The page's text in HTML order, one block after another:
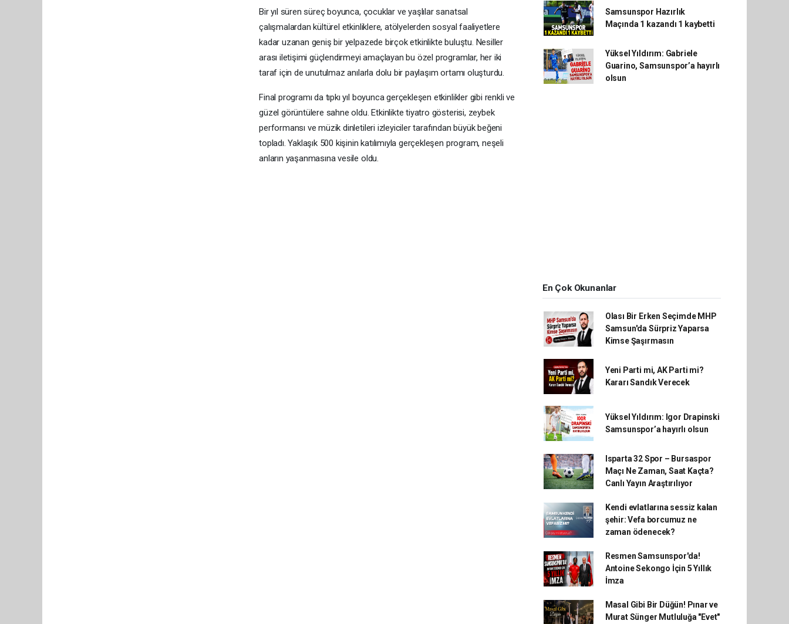
Bir yıl süren süreç boyunca, çocuklar ve yaşlılar sanatsal
çalışmalardan kültürel etkinliklere, atölyelerden sosyal faaliyetlere
kadar uzanan geniş bir yelpazede birçok etkinlikte buluştu. Nesiller
arası iletişimi güçlendirmeyi amaçlayan bu özel programlar, her iki
taraf için de unutulmaz anılarla dolu bir paylaşım ortamı oluşturdu.
Final programı da tıpkı yıl boyunca gerçekleşen etkinlikler gibi renkli ve
güzel görüntülere sahne oldu. Etkinlikte tiyatro gösterisi, zeybek
performansı ve müzik dinletileri izleyiciler tarafından büyük beğeni
topladı. Yaklaşık 500 kişinin katılımıyla gerçekleşen program, neşeli
anların yaşanmasına vesile oldu.
Samsunspor Hazırlık
Maçında 1 kazandı 1 kaybetti
Yüksel Yıldırım: Gabriele
Guarino, Samsunspor’a hayırlı
olsun
En Çok Okunanlar
Olası Bir Erken Seçimde MHP
Samsun'da Sürpriz Yaparsa
Kimse Şaşırmasın
Yeni Parti mi, AK Parti mi?
Kararı Sandık Verecek
Yüksel Yıldırım: Igor Drapinski
Samsunspor’a hayırlı olsun
Isparta 32 Spor – Bursaspor
Maçı Ne Zaman, Saat Kaçta?
Canlı Yayın Araştırılıyor
Kendi evlatlarına sessiz kalan
şehir: Vefa borcumuz ne
zaman ödenecek?
Resmen Samsunspor'da!
Antoine Sekongo İçin 5 Yıllık
İmza
Masal Gibi Bir Düğün! Pınar ve
Murat Sünger Mutluluğa "Evet"